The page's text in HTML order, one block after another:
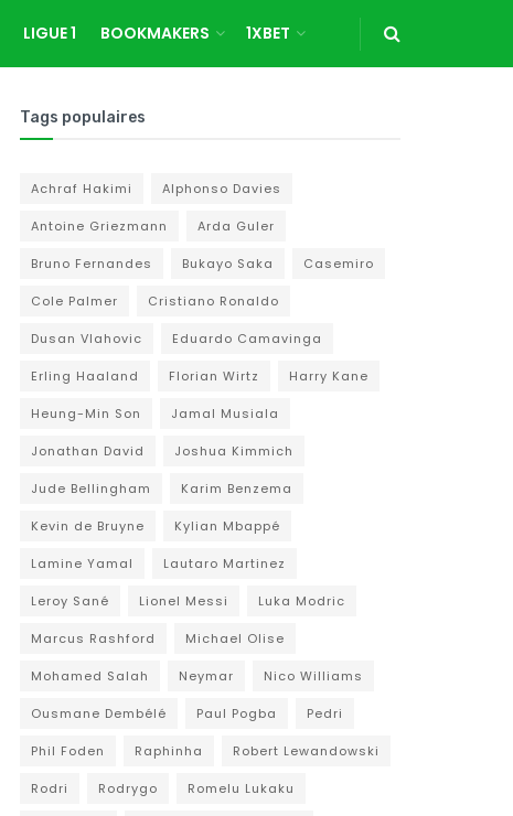
LIGUE 1 BOOKMAKERS 1XBET
Tags populaires
Achraf Hakimi Alphonso Davies
Antoine Griezmann Arda Guler
Bruno Fernandes Bukayo Saka Casemiro
Cole Palmer Cristiano Ronaldo
Dusan Vlahovic Eduardo Camavinga
Erling Haaland Florian Wirtz Harry Kane
Heung-Min Son Jamal Musiala
Jonathan David Joshua Kimmich
Jude Bellingham Karim Benzema
Kevin de Bruyne Kylian Mbappé
Lamine Yamal Lautaro Martinez
Leroy Sané Lionel Messi Luka Modric
Marcus Rashford Michael Olise
Mohamed Salah Neymar Nico Williams
Ousmane Dembélé Paul Pogba Pedri
Phil Foden Raphinha Robert Lewandowski
Rodri Rodrygo Romelu Lukaku